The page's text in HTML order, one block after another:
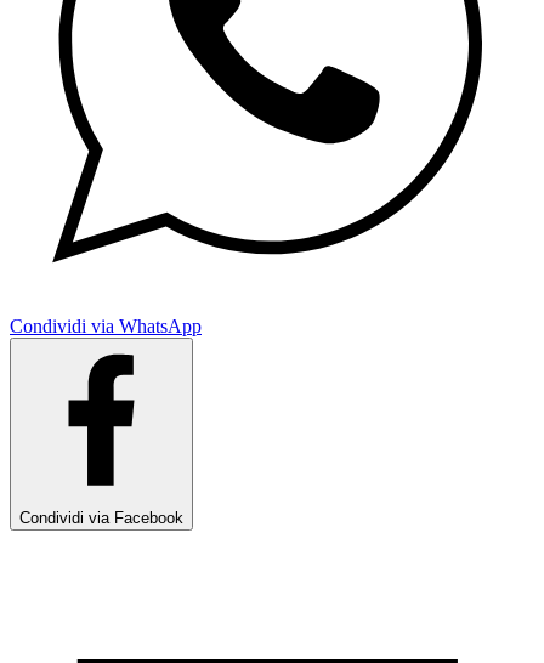
Condividi via WhatsApp
Condividi via Facebook